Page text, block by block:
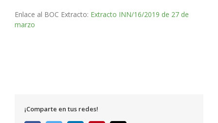
Enlace al BOC Extracto: Extracto INN/16/2019 de 27 de
marzo
¡Comparte en tus redes!